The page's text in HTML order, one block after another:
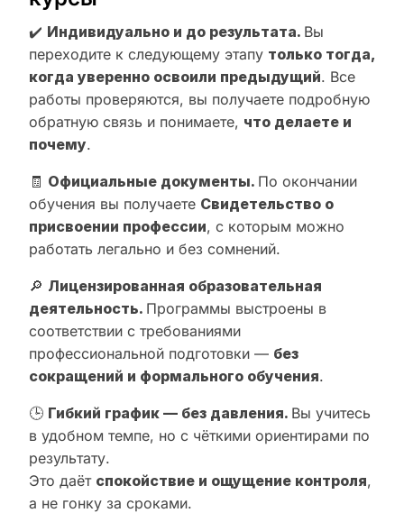
✔️ Индивидуально и до результата. Вы
переходите к следующему этапу только тогда,
когда уверенно освоили предыдущий. Все
работы проверяются, вы получаете подробную
обратную связь и понимаете, что делаете и
почему.
🧾 Официальные документы. По окончании
обучения вы получаете Свидетельство о
присвоении профессии, с которым можно
работать легально и без сомнений.
🔎 Лицензированная образовательная
деятельность. Программы выстроены в
соответствии с требованиями
профессиональной подготовки — без
сокращений и формального обучения.
🕒 Гибкий график — без давления. Вы учитесь
в удобном темпе, но с чёткими ориентирами по
результату.
Это даёт спокойствие и ощущение контроля,
а не гонку за сроками.